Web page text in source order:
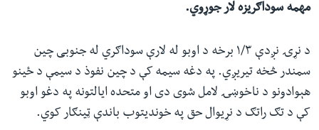
مهمه سوداګریزه لار جوړوي.
د نړۍ نږدې ۱/۳ برخه د اوبو له لارې سوداګري له جنوبی چین
سمندر څخه تیریږي. په دغه سیمه کې د چین نفوذ د سیمې د ځینو
هېوادونو د ناخوښۍ لامل شوی دی او متحده ایالتونه په دغو اوبو
کې د تګ راتګ د نړیوال حق په خوندیتوب باندې ټینګار کوي.